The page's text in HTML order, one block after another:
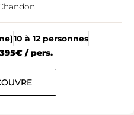
10 à 12 personnes
/ pers.